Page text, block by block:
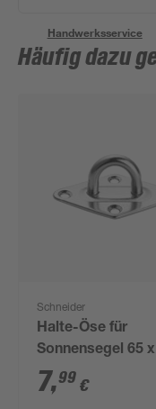
Handwerksservice
Häufig dazu
Schneider
Halte-Öse für
Sonnensegel 65 x
28 mm
7,99 €